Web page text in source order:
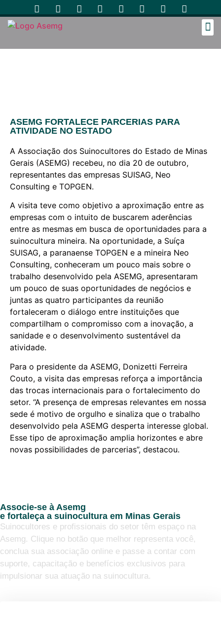
ASEMG FORTALECE PARCERIAS PARA
ATIVIDADE NO ESTADO
A Associação dos Suinocultores do Estado de Minas
Gerais (ASEMG) recebeu, no dia 20 de outubro,
representantes das empresas SUISAG, Neo
Consulting e TOPGEN.
A visita teve como objetivo a aproximação entre as
empresas com o intuito de buscarem aderências
entre as mesmas em busca de oportunidades para a
suinocultura mineira. Na oportunidade, a Suíça
SUISAG, a paranaense TOPGEN e a mineira Neo
Consulting, conheceram um pouco mais sobre o
trabalho desenvolvido pela ASEMG, apresentaram
um pouco de suas oportunidades de negócios e
juntas as quatro participantes da reunião
fortaleceram o diálogo entre instituições que
compartilham o compromisso com a inovação, a
sanidade e o desenvolvimento sustentável da
atividade.
Para o presidente da ASEMG, Donizetti Ferreira
Couto, a visita das empresas reforça a importância
das trocas internacionais para o fortalecimento do
setor. “A presença de empresas relevantes em nossa
sede é motivo de orgulho e sinaliza que o trabalho
desenvolvido pela ASEMG desperta interesse global.
Esse tipo de aproximação amplia horizontes e abre
novas possibilidades de parcerias”, destacou.
Associe-se à Asemg
e fortaleça a suinocultura em Minas Gerais
Suinocultores e profissionais do setor têm espaço na
Asemg. Clique no botão que melhor representa você,
conclua sua associação online e passe a contar com
suporte, capacitação e benefícios exclusivos para
impulsionar sua atuação na suinocultura.